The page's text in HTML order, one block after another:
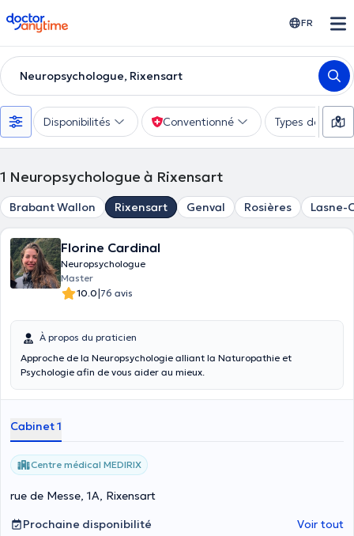
doctoranytime FR
Neuropsychologue, Rixensart
Disponibilités Conventionné Types de
1 Neuropsychologue à Rixensart
Brabant Wallon Rixensart Genval Rosières Lasne-
Florine Cardinal
Neuropsychologue
Master
10.0|76 avis
À propos du praticien
Approche de la Neuropsychologie alliant la Naturopathie et
Psychologie afin de vous aider au mieux.
Cabinet 1
Centre médical MEDIRIX
rue de Messe, 1A, Rixensart
Prochaine disponibilité
Voir tout